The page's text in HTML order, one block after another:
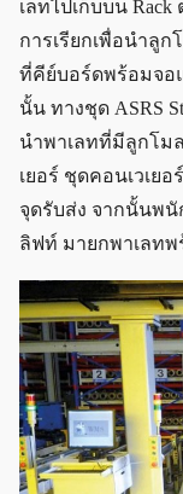
เลทไปเก็บบน
การเรียกเพื่อนำลู
ที่คีย์บอร์ดพร้อมจอ
นั้น ทางชุด ASRS
นำพาเลทที่มีลูกโม
เยอร์ ชุดคอนเวเย
จุดรับส่ง จากนั้นพนั
ลิฟท์ มายกพาเลทพ